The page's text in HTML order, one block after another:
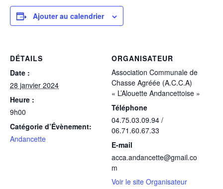
Ajouter au calendrier
DÉTAILS
Date :
28 janvier 2024
Heure :
9h00
Catégorie d’Évènement:
Andancette
ORGANISATEUR
Association Communale de
Chasse Agréée (A.C.C.A)
« L’Alouette Andancettoise »
Téléphone
04.75.03.09.94 /
06.71.60.67.33
E-mail
acca.andancette@gmail.co
m
Voir le site Organisateur